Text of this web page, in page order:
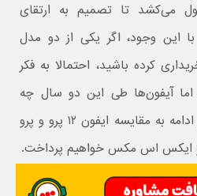
می‌کشد تا تصمیم به ارتقای
این وجود، اگر یکی از دو مدل
کرده باشید، احتمالا به فکر
آیفون‌ها طی این دو سال چه
پیشرفت‌هایی داشته‌اند؟ در ادامه به مقایسه ایفون ۱۲ پرو و پرو
ایکس اس مکس خواهیم پرداخت.